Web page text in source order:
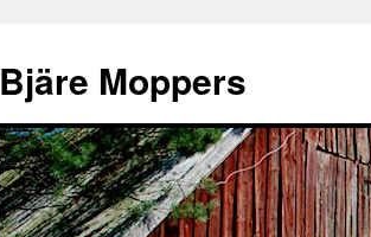
Bjäre Moppers